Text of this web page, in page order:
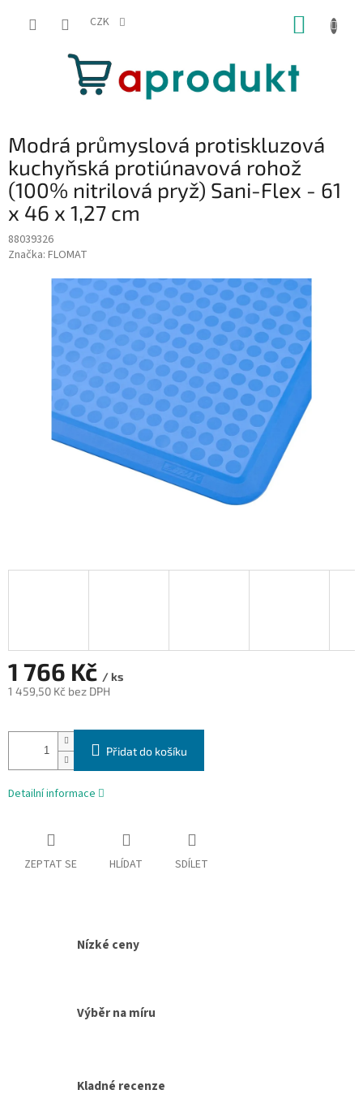
CZK
Modrá průmyslová protiskluzová
kuchyňská protiúnavová rohož
(100% nitrilová pryž) Sani-Flex - 61
x 46 x 1,27 cm
88039326
Značka: FLOMAT
1 766 Kč / ks
1 459,50 Kč bez DPH
cena:
Přidat do košíku
Detailní informace
ZEPTAT SE HLÍDAT SDÍLET
Nízké ceny
Výběr na míru
Kladné recenze